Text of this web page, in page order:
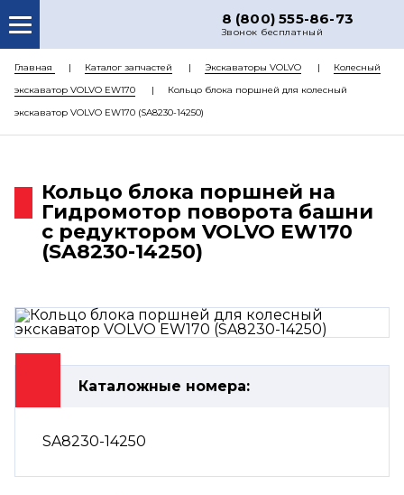
8 (800) 555-86-73
Звонок бесплатный
О НАС
КАТАЛОГ ЗАПЧАСТЕЙ
РЕМОНТ
ЦЕНЫ
КОНТАКТЫ
Главная Каталог запчастей Экскаваторы VOLVO
Колесный
экскаватор VOLVO EW170
Кольцо блока поршней для колесный
экскаватор VOLVO EW170 (SA8230-14250)
Кольцо блока поршней на
Гидромотор поворота башни
с редуктором VOLVO EW170
(SA8230-14250)
Каталожные номера:
SA8230-14250